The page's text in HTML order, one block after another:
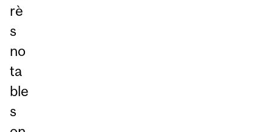
rè
s
no
ta
ble
s